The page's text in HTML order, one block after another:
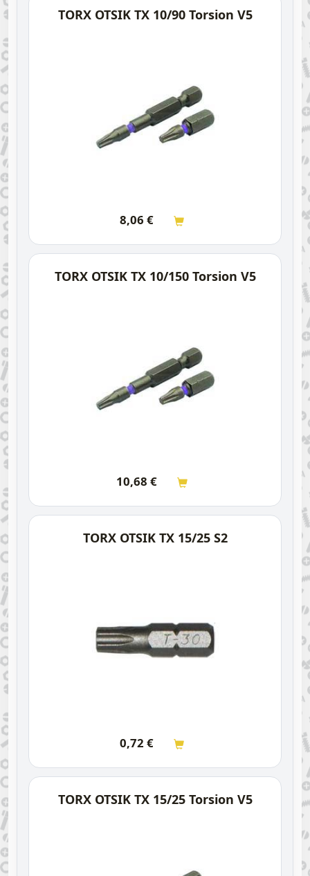
TORX OTSIK TX 10/90 Torsion V5
8,06 €
TORX OTSIK TX 10/150 Torsion V5
10,68 €
TORX OTSIK TX 15/25 S2
0,72 €
TORX OTSIK TX 15/25 Torsion V5